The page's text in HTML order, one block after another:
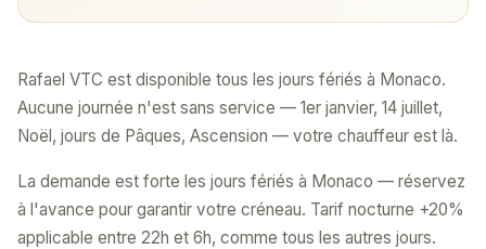
Rafael VTC est disponible tous les jours fériés à Monaco.
Aucune journée n'est sans service — 1er janvier, 14 juillet,
Noël, jours de Pâques, Ascension — votre chauffeur est là.
La demande est forte les jours fériés à Monaco — réservez
à l'avance pour garantir votre créneau. Tarif nocturne +20%
applicable entre 22h et 6h, comme tous les autres jours.